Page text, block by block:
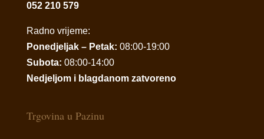
052 210 579
Radno vrijeme:
Ponedjeljak – Petak: 08:00-19:00
Subota: 08:00-14:00
Nedjeljom i blagdanom zatvoreno
Trgovina u Pazinu